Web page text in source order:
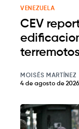
VENEZUELA
CEV
MOISÉS MARTÍNEZ
4 de agosto de 2026